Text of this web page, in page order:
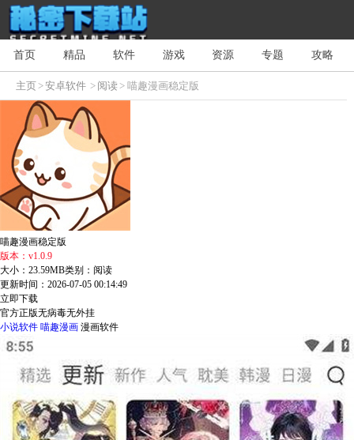
首页 精品 软件 游戏 资源 专题 攻略
主页>安卓软件 > 阅读> 喵趣漫画稳定版
喵趣漫画稳定版
版本：v1.0.9
大小：23.59MB类别：阅读
更新时间：2026-07-05 00:14:49
立即下载
官方正版无病毒无外挂
小说软件 喵趣漫画 漫画软件